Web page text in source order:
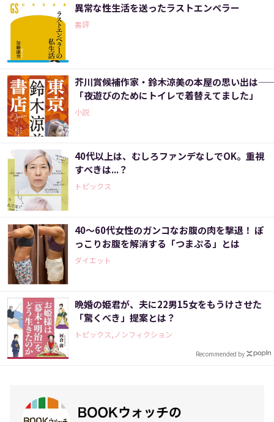
異常な性生活を送ったラストエンペラー
書評
芥川賞候補作家・鈴木涼美の本屋の思い出は――
「夜遊びのためにトイレで着替えてました」
小説
40代以上は、むしろファンデなしでOK。重視
すべきは...？
トピックス
40～60代女性のガンコなお腹の肉を撃退！ ぽ
っこりお腹を解消する「つまぷる」とは
ダイエット
晩婚の姫君が、夫に22男15女をもうけさせた
「驚くべき」提案とは？
トピックス,ノンフィクション
Recommended by